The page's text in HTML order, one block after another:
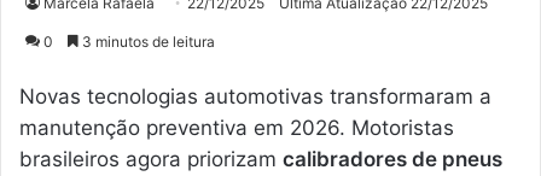
0 3 minutos de leitura
Novas tecnologias automotivas transformaram a
manutenção preventiva em 2026. Motoristas
brasileiros agora priorizam calibradores de pneus